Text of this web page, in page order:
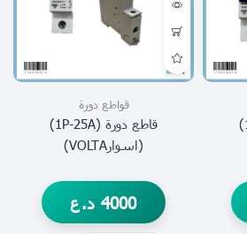
قاطع دورة (1P-40A)
قواطع دورة
قاطع دورة (1P-25A)
(اسوارVOLTA)
4000 د.ع